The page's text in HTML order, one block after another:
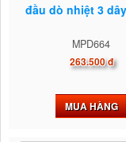
đầu dò nhiệt 3
MPD664
263.500 đ
MUA HÀNG